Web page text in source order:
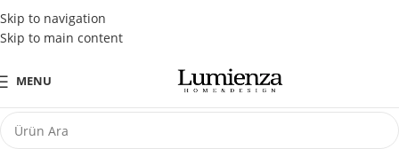
Skip to navigation
Skip to main content
Tüm Kredi Kartlarına Peşin Fiyatına 3 Taksit Fırsatı
MENU